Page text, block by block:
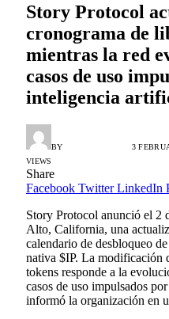
Story Protocol
cronograma de
mientras la red
casos de uso
inteligencia
BY 3
VIEWS
Share
Facebook Twitter LinkedIn
Story Protocol anunció el 2
Alto, California, una
calendario de desbloqueo
nativa $IP. La modificación
tokens responde a la
casos de uso impulsados
informó la organización en